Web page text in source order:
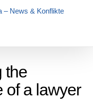
the
of a lawyer